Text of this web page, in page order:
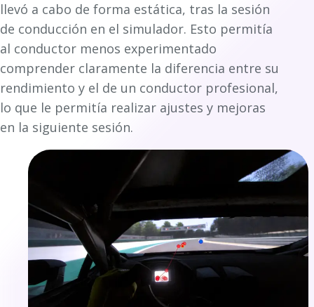
llevó a cabo de forma estática, tras la sesión
de conducción en el simulador. Esto permitía
al conductor menos experimentado
comprender claramente la diferencia entre su
rendimiento y el de un conductor profesional,
lo que le permitía realizar ajustes y mejoras
en la siguiente sesión.